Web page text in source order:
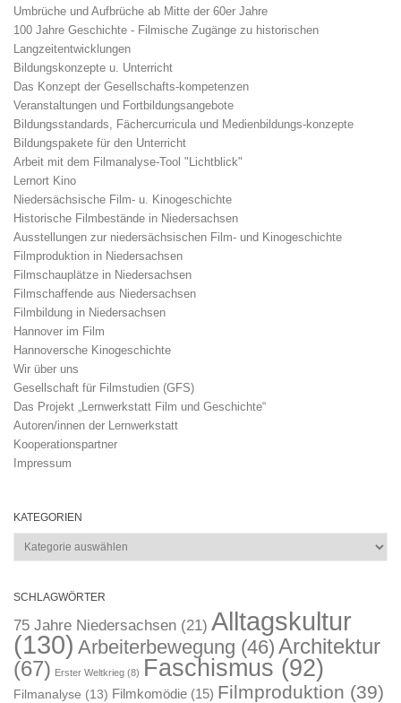
Umbrüche und Aufbrüche ab Mitte der 60er Jahre
100 Jahre Geschichte - Filmische Zugänge zu historischen
Langzeitentwicklungen
Bildungskonzepte u. Unterricht
Das Konzept der Gesellschafts-kompetenzen
Veranstaltungen und Fortbildungsangebote
Bildungsstandards, Fächercurricula und Medienbildungs-konzepte
Bildungspakete für den Unterricht
Arbeit mit dem Filmanalyse-Tool "Lichtblick"
Lernort Kino
Niedersächsische Film- u. Kinogeschichte
Historische Filmbestände in Niedersachsen
Ausstellungen zur niedersächsischen Film- und Kinogeschichte
Filmproduktion in Niedersachsen
Filmschauplätze in Niedersachsen
Filmschaffende aus Niedersachsen
Filmbildung in Niedersachsen
Hannover im Film
Hannoversche Kinogeschichte
Wir über uns
Gesellschaft für Filmstudien (GFS)
Das Projekt „Lernwerkstatt Film und Geschichte“
Autoren/innen der Lernwerkstatt
Kooperationspartner
Impressum
KATEGORIEN
Kategorien
SCHLAGWÖRTER
75 Jahre Niedersachsen (21) Alltagskultur
(130) Arbeiterbewegung (46) Architektur
(67) Erster Weltkrieg (8) Faschismus (92)
Filmanalyse (13) Filmkomödie (15) Filmproduktion (39)